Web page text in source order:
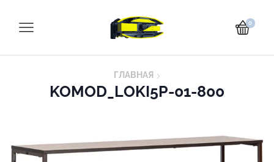
0
ГЛАВНАЯ
KOMOD_LOKI5P-01-800